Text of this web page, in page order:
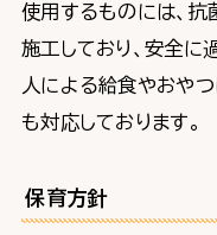
使用するものには、抗
施工しており、安全に
人による給食やおや
も対応しております。
保育方針